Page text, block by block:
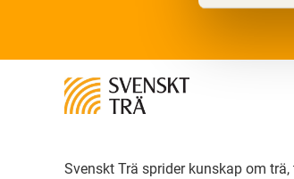
Svenskt Trä sprider kunskap om